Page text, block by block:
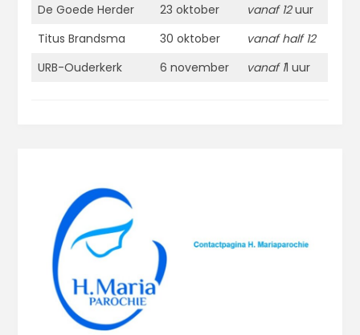
De Goede Herder
23 oktober vanaf 12uur
Titus Brandsma
30 oktober
vanaf half 12
URB-Ouderkerk
6 november vanaf 11 uur